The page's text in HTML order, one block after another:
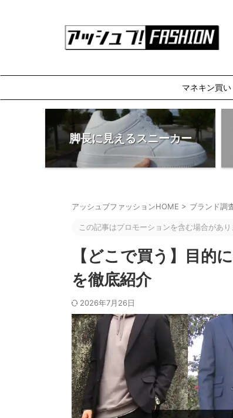
マネキン買い
脚長に見えるスニーカー
アッシュブファッションHOME > ブランド調
この記事はプロモーションを含む場合があり
【どこで買う】目的
を徹底紹介
2026年7月26日